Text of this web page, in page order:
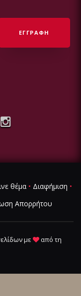
θέμα• Διαφήμιση •
Απορρήτου
με
από τη